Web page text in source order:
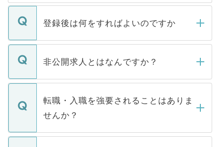
登録後は何をすればよいのですか
ご登録いただきましたら、弊社担当者がご
登録内容を確認し、その後メールもしくは
ます。通常、5営業日以内にはご連絡をせて
いただきますので、しばらくお待ちくださ
非公開求人とはなんですか？
マイナビDOCTORで取り扱っている求人の
うち約3割は、Webサイトからご覧いただ
けない「非公開求人」です。非公開求人は
下記の理由によって、一般には公開してい
ません。
転職・入職を強要されることはありま
せんか？
転職・入職を強要することは一切ありませ